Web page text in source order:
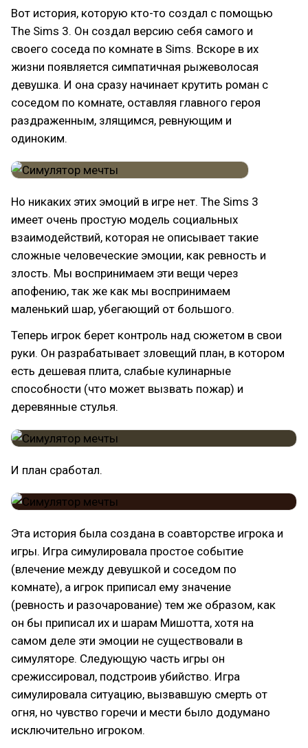
Вот история, которую кто-то создал с помощью
The Sims 3. Он создал версию себя самого и
своего соседа по комнате в Sims. Вскоре в их
жизни появляется симпатичная рыжеволосая
девушка. И она сразу начинает крутить роман с
соседом по комнате, оставляя главного героя
раздраженным, злящимся, ревнующим и
одиноким.
Но никаких этих эмоций в игре нет. The Sims 3
имеет очень простую модель социальных
взаимодействий, которая не описывает такие
сложные человеческие эмоции, как ревность и
злость. Мы воспринимаем эти вещи через
апофению, так же как мы воспринимаем
маленький шар, убегающий от большого.
Теперь игрок берет контроль над сюжетом в свои
руки. Он разрабатывает зловещий план, в котором
есть дешевая плита, слабые кулинарные
способности (что может вызвать пожар) и
деревянные стулья.
И план сработал.
Эта история была создана в соавторстве игрока и
игры. Игра симулировала простое событие
(влечение между девушкой и соседом по
комнате), а игрок приписал ему значение
(ревность и разочарование) тем же образом, как
он бы приписал их и шарам Мишотта, хотя на
самом деле эти эмоции не существовали в
симуляторе. Следующую часть игры он
срежиссировал, подстроив убийство. Игра
симулировала ситуацию, вызвавшую смерть от
огня, но чувство горечи и мести было додумано
исключительно игроком.